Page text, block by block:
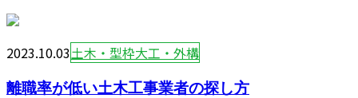
2023.10.03土木・型枠大工・外構
離職率が低い土木工事業者の探し方